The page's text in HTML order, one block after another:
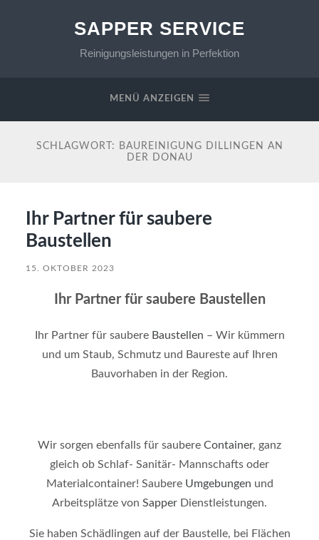
SAPPER SERVICE
Reinigungsleistungen in Perfektion
MENÜ ANZEIGEN
SCHLAGWORT:
BAUREINIGUNG DILLINGEN AN
DER DONAU
Ihr Partner für saubere
Baustellen
15. OKTOBER 2023
Ihr Partner für saubere Baustellen
Ihr Partner für saubere Baustellen – Wir kümmern
und um Staub, Schmutz und Baureste auf Ihren
Bauvorhaben in der Region.
Wir sorgen ebenfalls für saubere Container, ganz
gleich ob Schlaf- Sanitär- Mannschafts oder
Materialcontainer! Saubere Umgebungen und
Arbeitsplätze von Sapper Dienstleistungen.
Sie haben Schädlingen auf der Baustelle, bei Flächen